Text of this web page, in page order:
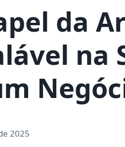
da
2025